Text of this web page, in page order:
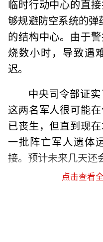
临时行动中心的直
够规避防空系统的
的结构中心。由于
烧数小时，导致遇
迟。
中央司令部证
这两名军人很可能
已丧生，但直到现
一批阵亡军人遗体
接。预计未来几天还
尽管美军司令
点击查看